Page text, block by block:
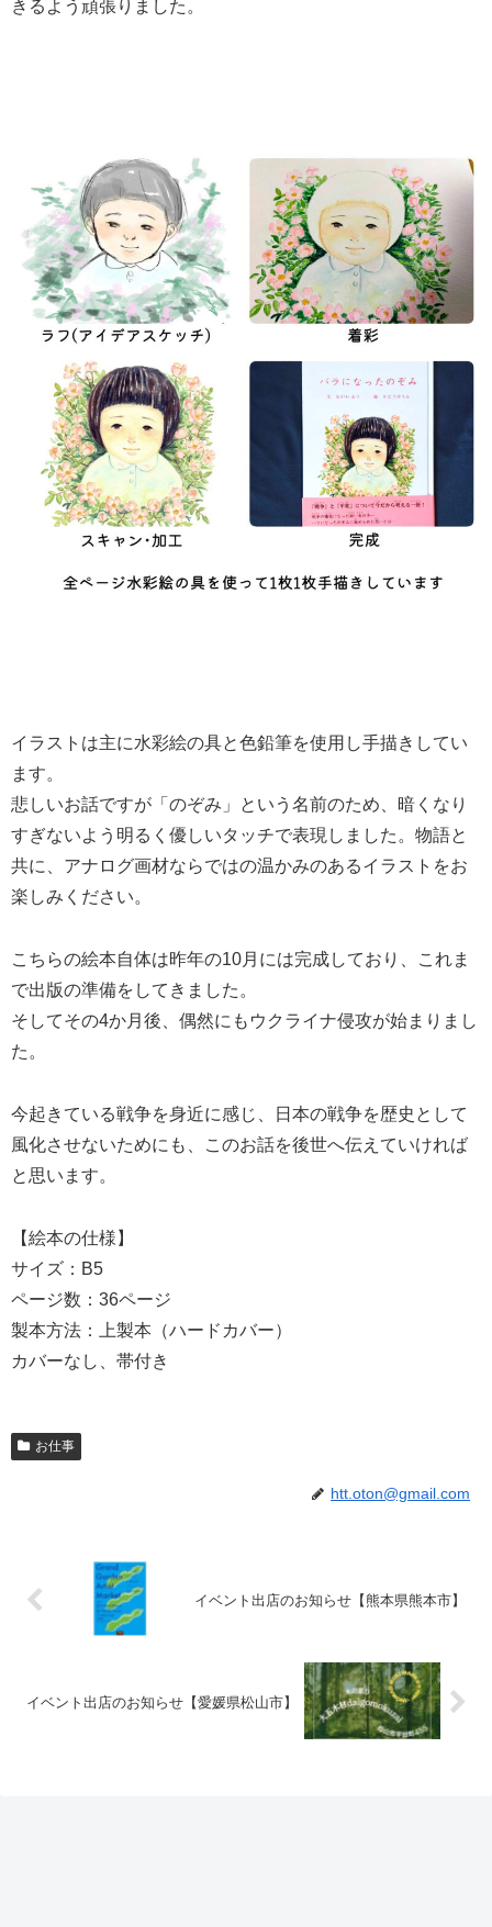
きるよう頑張りました。
イラストは主に水彩絵の具と色鉛筆を使用し手描きしてい
ます。
悲しいお話ですが「のぞみ」という名前のため、暗くなり
すぎないよう明るく優しいタッチで表現しました。物語と
共に、アナログ画材ならではの温かみのあるイラストをお
楽しみください。
こちらの絵本自体は昨年の10月には完成しており、これま
で出版の準備をしてきました。
そしてその4か月後、偶然にもウクライナ侵攻が始まりまし
た。
今起きている戦争を身近に感じ、日本の戦争を歴史として
風化させないためにも、このお話を後世へ伝えていければ
と思います。
【絵本の仕様】
サイズ：B5
ページ数：36ページ
製本方法：上製本（ハードカバー）
カバーなし、帯付き
お仕事
htt.oton@gmail.com
イベント出店のお知らせ【熊本県熊本市】
イベント出店のお知らせ【愛媛県松山市】